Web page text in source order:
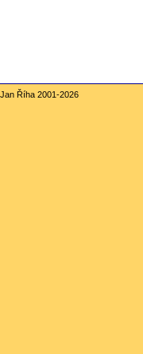
Říha 2001-2026